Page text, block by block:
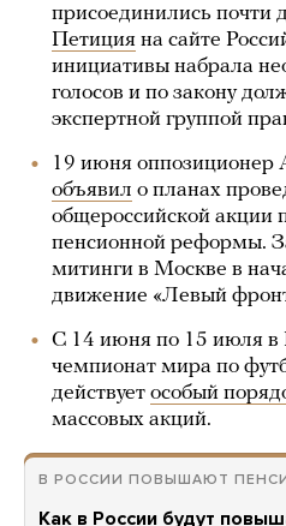
присоединились почти
Петиция на сайте
инициативы набрала
голосов и по закону
экспертной группой
19 июня оппозиционер
объявил о планах
общероссийской акции
пенсионной реформы.
митинги в Москве в
движение «Левый
С 14 июня по 15 июля в
чемпионат мира по
действует особый
массовых акций.
В РОССИИ ПОВЫШАЮТ
Как в России будут